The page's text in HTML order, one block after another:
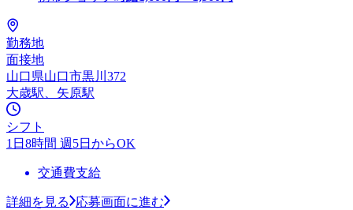
勤務地
面接地
山口県山口市黒川372
大歳駅、矢原駅
シフト
1日8時間 週5日からOK
交通費支給
詳細を見る
応募画面に進む